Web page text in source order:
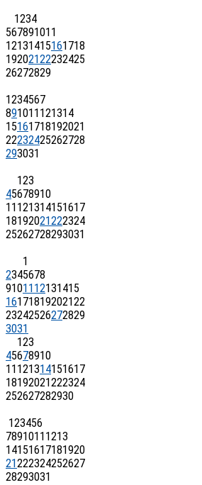
1234
567891011
12131415161718
19202122232425
26272829
1234567
891011 121314
15161718192021
22232425262728
293031
123
45678910
11 121314151617
18192021222324
25262728293031
1
2345678
91011 12131415
16171819202122
23242526272829
3031
123
45678910
11 121314151617
18192021222324
252627282930
123456
7891011 1213
14151617181920
21222324252627
28293031